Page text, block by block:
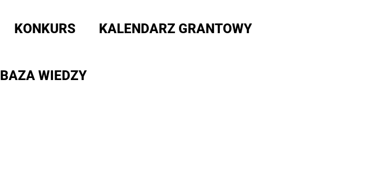
KONKURS KALENDARZ GRANTOWY
BAZA WIEDZY